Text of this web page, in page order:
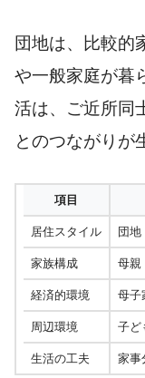
団地は、比較的
や一般家庭が暮
活は、ご近所同
とのつながりが
項目
居住スタイル 団地
家族構成 母親
経済的環境 母子
周辺環境 子ど
生活の工夫 家事